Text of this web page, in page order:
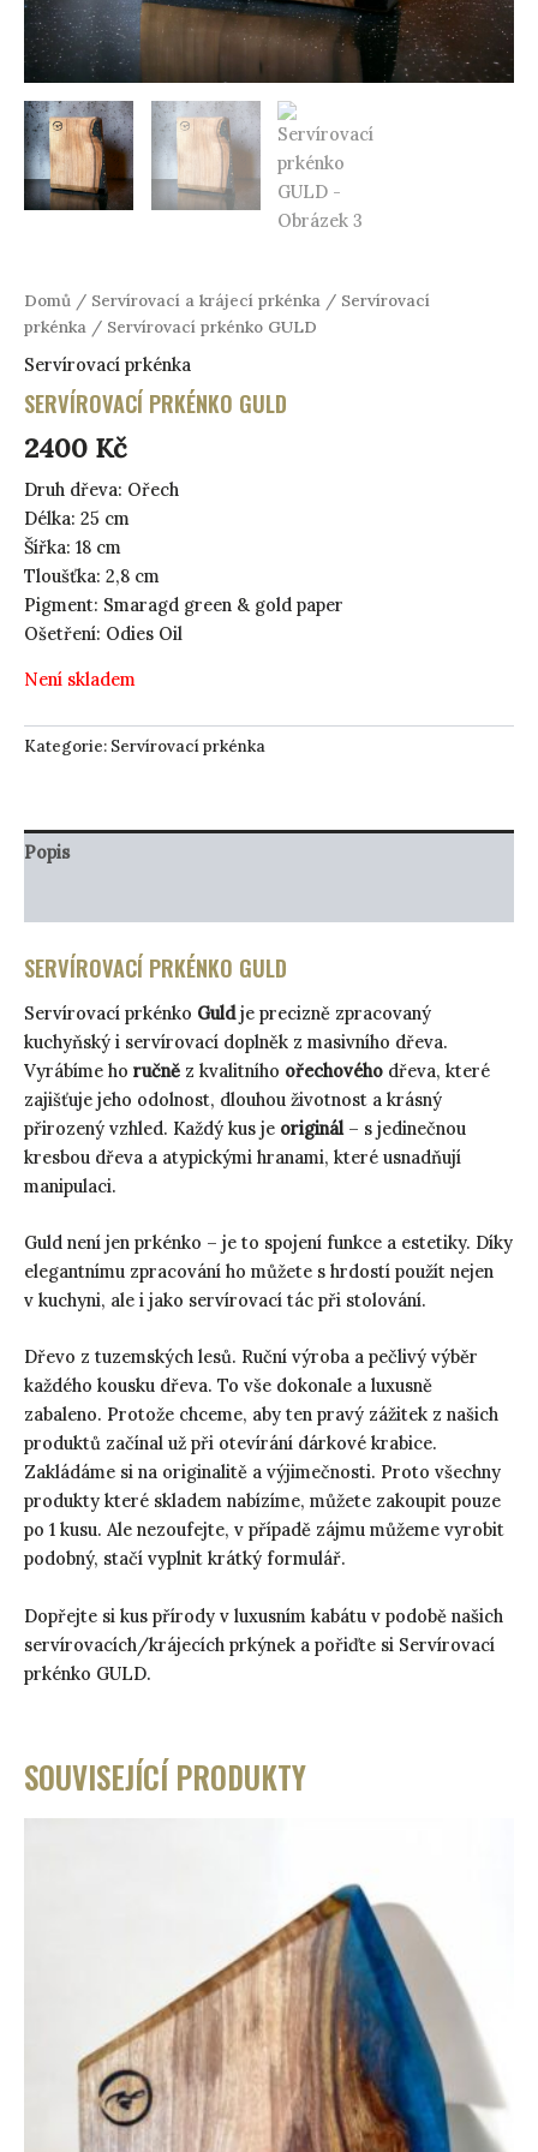
Domů / Servírovací a krájecí prkénka / Servírovací
prkénka / Servírovací prkénko GULD
Servírovací prkénka
SERVÍROVACÍ PRKÉNKO GULD
2400 Kč
Druh dřeva: Ořech
Délka: 25 cm
Šířka: 18 cm
Tloušťka: 2,8 cm
Pigment: Smaragd green & gold paper
Ošetření: Odies Oil
Není skladem
Kategorie: Servírovací prkénka
Popis
SERVÍROVACÍ PRKÉNKO GULD
Servírovací prkénko Guldje precizně zpracovaný
kuchyňský i servírovací doplněk z masivního dřeva.
Vyrábíme ho ručně z kvalitního ořechového dřeva, které
zajišťuje jeho odolnost, dlouhou životnost a krásný
přirozený vzhled. Každý kus je originál – s jedinečnou
kresbou dřeva a atypickými hranami, které usnadňují
manipulaci.
Guld není jen prkénko – je to spojení funkce a estetiky. Díky
elegantnímu zpracování ho můžete s hrdostí použít nejen
v kuchyni, ale i jako servírovací tác při stolování.
Dřevo z tuzemských lesů. Ruční výroba a pečlivý výběr
každého kousku dřeva. To vše dokonale a luxusně
zabaleno. Protože chceme, aby ten pravý zážitek z našich
produktů začínal už při otevírání dárkové krabice.
Zakládáme si na originalitě a výjimečnosti. Proto všechny
produkty které skladem nabízíme, můžete zakoupit pouze
po 1 kusu. Ale nezoufejte, v případě zájmu můžeme vyrobit
podobný, stačí vyplnit krátký formulář.
Dopřejte si kus přírody v luxusním kabátu v podobě našich
servírovacích/krájecích prkýnek a pořiďte si Servírovací
prkénko GULD.
SOUVISEJÍCÍ PRODUKTY